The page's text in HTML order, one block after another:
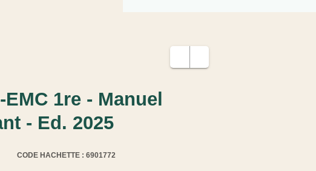
1re - Manuel
- Ed. 2025
CODE HACHETTE : 6901772